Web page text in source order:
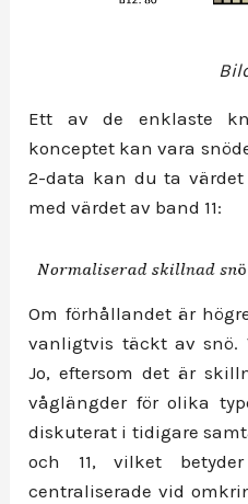
Ett av de enklaste
konceptet kan vara
2-data kan du ta
med värdet av band 11:
Om förhållandet är
vanligtvis täckt av snö.
Jo, eftersom det är
våglängder för olika
diskuterat i tidigare
och 11, vilket
centraliserade vid